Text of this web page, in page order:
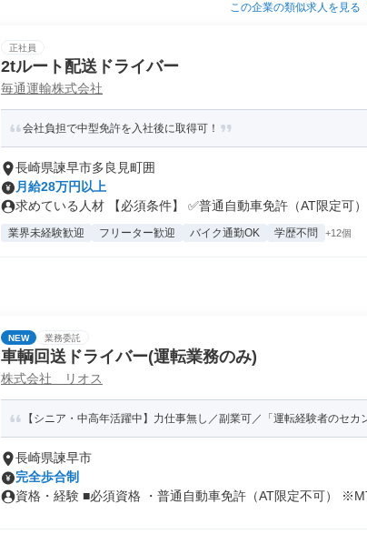
この企業の類似求人を見る
正社員
2tルート配送ドライバー
毎通運輸株式会社
会社負担で中型免許を入社後に取得可！
長崎県諫早市多良見町囲
月給28万円以上
求めている人材 【必須条件】 ✅普通自動車免許（AT限定可）
業界未経験歓迎 フリーター歓迎 バイク通勤OK 学歴不問 +12個
NEW 業務委託
車輌回送ドライバー(運転業務のみ)
株式会社 リオス
【シニア・中高年活躍中】力仕事無し／副業可／「運転経験者のセ
長崎県諫早市
完全歩合制
資格・経験 ■必須資格 ・普通自動車免許（AT限定不可）